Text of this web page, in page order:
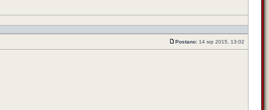
Postano: 14 srp 2015, 13:02